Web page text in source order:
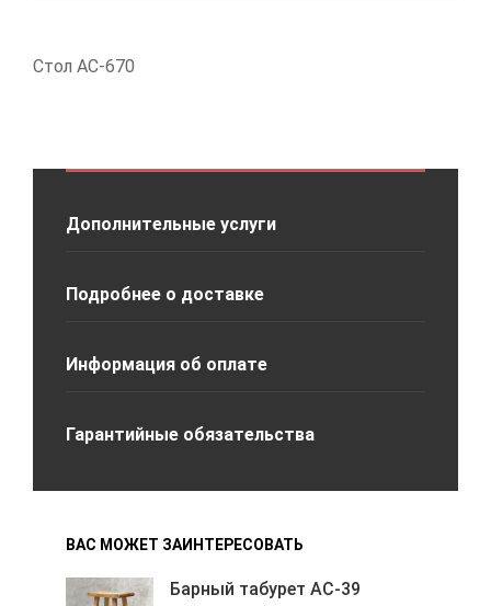
Стол АС-670
Дополнительные услуги
Подробнее о доставке
Информация об оплате
Гарантийные обязательства
ВАС МОЖЕТ ЗАИНТЕРЕСОВАТЬ
Барный табурет АС-39